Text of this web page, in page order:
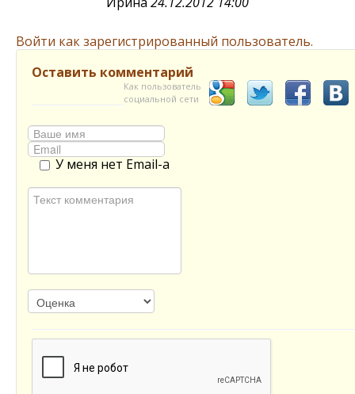
Войти как зарегистрированный пользователь.
Оставить комментарий
Как пользователь
социальной сети
У меня нет Email-а